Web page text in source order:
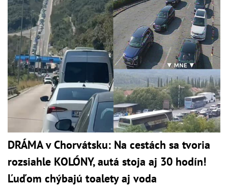
DRÁMA v Chorvátsku: Na cestách sa tvoria
rozsiahle KOLÓNY, autá stoja aj 30 hodín!
Ľuďom chýbajú toalety aj voda